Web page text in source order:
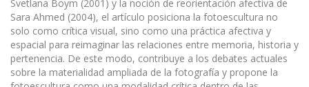
Svetlana Boym (2001) y la noción de reorientación afectiva de
Sara Ahmed (2004), el artículo posiciona la fotoescultura no
solo como crítica visual, sino como una práctica afectiva y
espacial para reimaginar las relaciones entre memoria, historia y
pertenencia. De este modo, contribuye a los debates actuales
sobre la materialidad ampliada de la fotografía y propone la